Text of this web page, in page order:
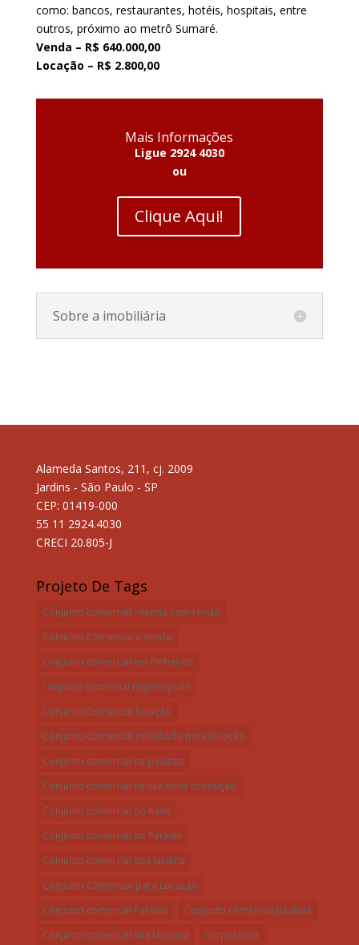
como: bancos, restaurantes, hotéis, hospitais, entre
outros, próximo ao metrô Sumaré.
Venda – R$ 640.000,00
Locação – R$ 2.800,00
Mais Informações
Ligue 2924 4030
ou
Clique Aqui!
Sobre a imobiliária
Alameda Santos, 211, cj. 2009
Jardins - São Paulo - SP
CEP: 01419-000
55 11 2924.4030
CRECI 20.805-J
Projeto De Tags
Conjunto comercial - venda com renda
Conjunto Comercial a venda
Conjunto comercial em Pinheiros
conjunto comercial Higienopolis
Conjunto Comercial locação
Conjunto Comercial mobiliado para locação
Conjunto comercial na paulista
Conjunto comercial na vila nova conceição
Conjunto comercial no Itaim
Conjunto comercial no Paraíso
Conjunto comercial nos Jardins
Conjunto Comercial para Locação
Conjunto comercial Paraíso
Conjunto comercial paulista
Conjunto comercial Vila Mariana
corporativa